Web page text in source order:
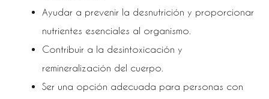
Ayudar a prevenir la desnutrición y proporcionar
nutrientes esenciales al organismo.
Contribuir a la desintoxicación y
remineralización del cuerpo.
Ser una opción adecuada para personas con